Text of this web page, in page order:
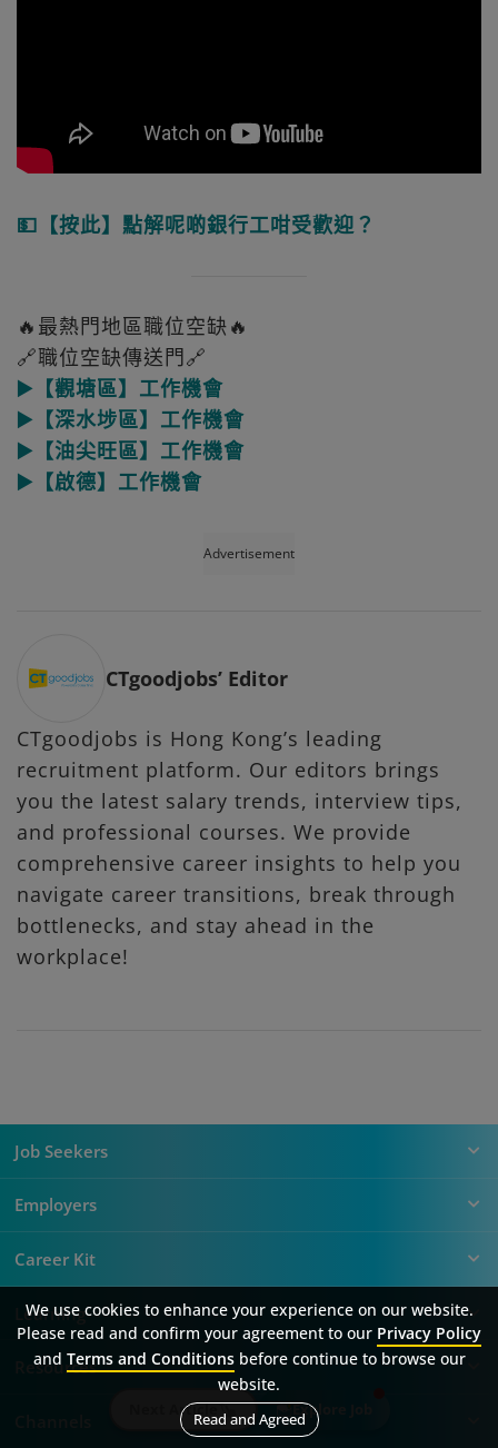
Next Article Explore Job
💵【按此】點解呢啲銀行工咁受歡迎？
🔥最熱門地區職位空缺🔥
🔗職位空缺傳送門🔗
▶️【觀塘區】工作機會
▶️【深水埗區】工作機會
▶️【油尖旺區】工作機會
▶️【啟德】工作機會
Advertisement
CTgoodjobs’ Editor
CTgoodjobs is Hong Kong’s leading
recruitment platform. Our editors brings
you the latest salary trends, interview tips,
and professional courses. We provide
comprehensive career insights to help you
navigate career transitions, break through
bottlenecks, and stay ahead in the
workplace!
Job Seekers
Employers
Career Kit
Learning
Resources
We use cookies to enhance your experience on our website.
Please read and confirm your agreement to our Privacy Policy
and Terms and Conditionsbefore continue to browse our
website.
Read and Agreed